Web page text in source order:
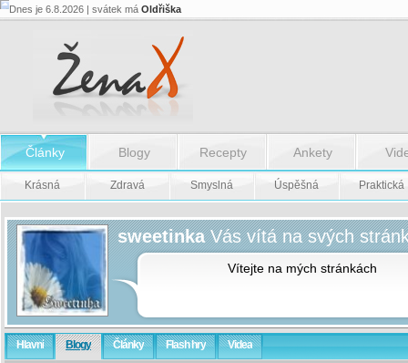
Dnes je 6.8.2026 | svátek má Oldřiška
Články Blogy Recepty Ankety
Krásná Zdravá Smyslná Úspěšná Praktická
sweetinka Vás vítá na svých
Vítejte na mých stránkách
Hlavní Blogy Články Flash hry Videa